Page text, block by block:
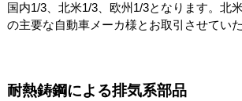
国内1/3、北米1/3、欧州1/3となります。北
の主要な自動車メーカ様とお取引させてい
耐熱鋳鋼による排気系部品